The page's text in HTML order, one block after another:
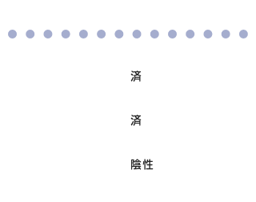
済
済
陰性